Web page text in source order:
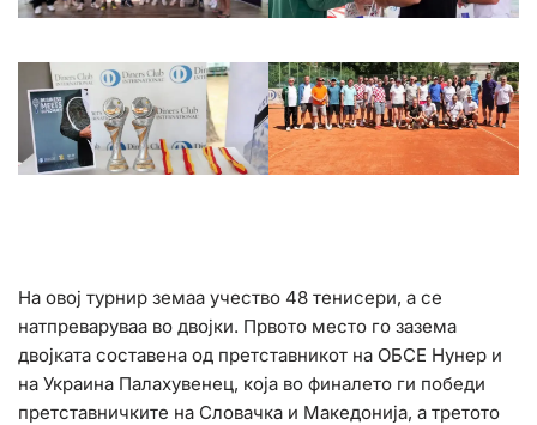
На овој турнир земаа учество 48 тенисери, а се
натпреваруваа во двојки. Првото место го зазема
двојката составена од претставникот на ОБСЕ Нунер и
на Украина Палахувенец, која во финалето ги победи
претставничките на Словачка и Македонија, а третото